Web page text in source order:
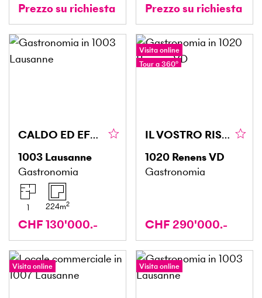
Prezzo su richiesta Prezzo su richiesta
CALDO ED EFFICIENTE
1003 Lausanne
Gastronomia
1 224m2
CHF 130'000.-
Visita online
Tour a 360°
IL VOSTRO RISTORANTE IN UNA POSIZIONE STRATEGICA
1020 Renens VD
Gastronomia
CHF 290'000.-
Visita online Visita online